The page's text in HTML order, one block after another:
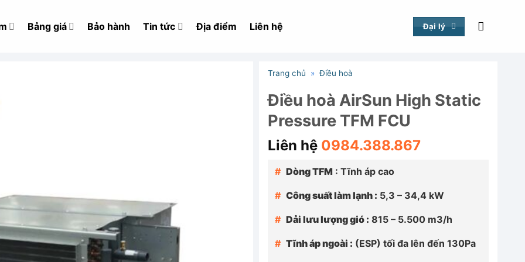
Bảng giá Bảo hành Tin tức Địa điểm Liên hệ Đại lý
Trang chủ » Điều hoà
Điều hoà AirSun High Static
Pressure TFM FCU
Liên hệ 0984.388.867
Dòng TFM : Tĩnh áp cao
Công suất làm lạnh : 5,3 – 34,4 kW
Dải lưu lượng gió : 815 – 5.500 m3/h
Tĩnh áp ngoài : (ESP) tối đa lên đến 130Pa